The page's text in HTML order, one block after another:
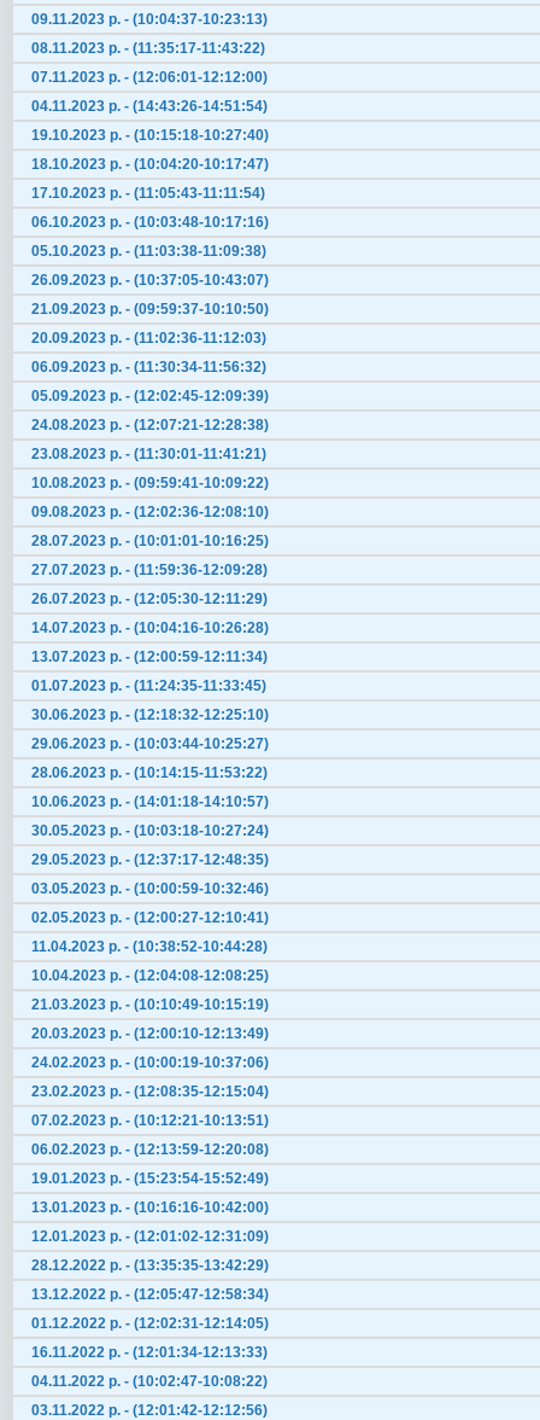
09.11.2023 р. - (10:04:37-10:23:13)
08.11.2023 р. - (11:35:17-11:43:22)
07.11.2023 р. - (12:06:01-12:12:00)
04.11.2023 р. - (14:43:26-14:51:54)
19.10.2023 р. - (10:15:18-10:27:40)
18.10.2023 р. - (10:04:20-10:17:47)
17.10.2023 р. - (11:05:43-11:11:54)
06.10.2023 р. - (10:03:48-10:17:16)
05.10.2023 р. - (11:03:38-11:09:38)
26.09.2023 р. - (10:37:05-10:43:07)
21.09.2023 р. - (09:59:37-10:10:50)
20.09.2023 р. - (11:02:36-11:12:03)
06.09.2023 р. - (11:30:34-11:56:32)
05.09.2023 р. - (12:02:45-12:09:39)
24.08.2023 р. - (12:07:21-12:28:38)
23.08.2023 р. - (11:30:01-11:41:21)
10.08.2023 р. - (09:59:41-10:09:22)
09.08.2023 р. - (12:02:36-12:08:10)
28.07.2023 р. - (10:01:01-10:16:25)
27.07.2023 р. - (11:59:36-12:09:28)
26.07.2023 р. - (12:05:30-12:11:29)
14.07.2023 р. - (10:04:16-10:26:28)
13.07.2023 р. - (12:00:59-12:11:34)
01.07.2023 р. - (11:24:35-11:33:45)
30.06.2023 р. - (12:18:32-12:25:10)
29.06.2023 р. - (10:03:44-10:25:27)
28.06.2023 р. - (10:14:15-11:53:22)
10.06.2023 р. - (14:01:18-14:10:57)
30.05.2023 р. - (10:03:18-10:27:24)
29.05.2023 р. - (12:37:17-12:48:35)
03.05.2023 р. - (10:00:59-10:32:46)
02.05.2023 р. - (12:00:27-12:10:41)
11.04.2023 р. - (10:38:52-10:44:28)
10.04.2023 р. - (12:04:08-12:08:25)
21.03.2023 р. - (10:10:49-10:15:19)
20.03.2023 р. - (12:00:10-12:13:49)
24.02.2023 р. - (10:00:19-10:37:06)
23.02.2023 р. - (12:08:35-12:15:04)
07.02.2023 р. - (10:12:21-10:13:51)
06.02.2023 р. - (12:13:59-12:20:08)
19.01.2023 р. - (15:23:54-15:52:49)
13.01.2023 р. - (10:16:16-10:42:00)
12.01.2023 р. - (12:01:02-12:31:09)
28.12.2022 р. - (13:35:35-13:42:29)
13.12.2022 р. - (12:05:47-12:58:34)
01.12.2022 р. - (12:02:31-12:14:05)
16.11.2022 р. - (12:01:34-12:13:33)
04.11.2022 р. - (10:02:47-10:08:22)
03.11.2022 р. - (12:01:42-12:12:56)